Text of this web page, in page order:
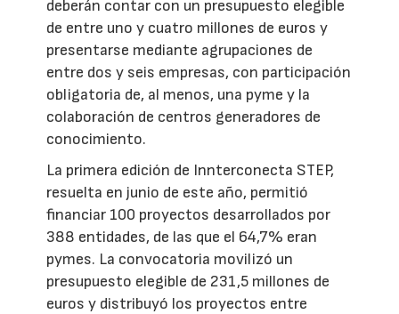
deberán contar con un presupuesto elegible
de entre uno y cuatro millones de euros y
presentarse mediante agrupaciones de
entre dos y seis empresas, con participación
obligatoria de, al menos, una pyme y la
colaboración de centros generadores de
conocimiento.
La primera edición de Innterconecta STEP,
resuelta en junio de este año, permitió
financiar 100 proyectos desarrollados por
388 entidades, de las que el 64,7% eran
pymes. La convocatoria movilizó un
presupuesto elegible de 231,5 millones de
euros y distribuyó los proyectos entre